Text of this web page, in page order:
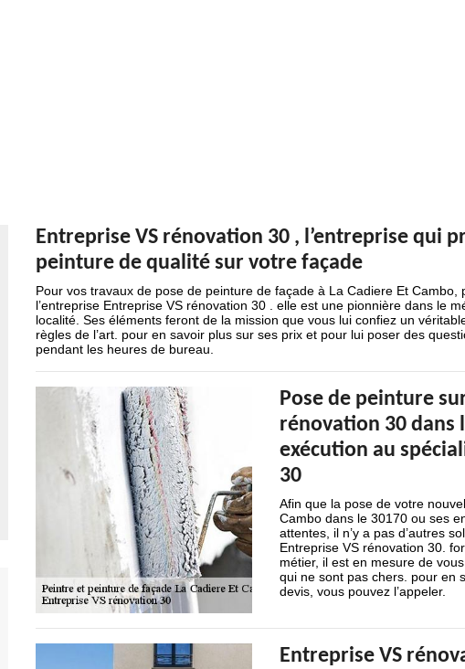
Entreprise VS rénovation 30 , l’entreprise qui
peinture de qualité sur votre façade
Pour vos travaux de pose de peinture de façade à La Cadiere Et Cambo,
l’entreprise Entreprise VS rénovation 30 . elle est une pionnière dans le
localité. Ses éléments feront de la mission que vous lui confiez un
règles de l’art. pour en savoir plus sur ses prix et pour lui poser des
pendant les heures de bureau.
Pose de peinture
rénovation 30 dans
exécution au
30
Afin que la pose de votre
Cambo dans le 30170 ou ses
attentes, il n’y a pas d’autres
Entreprise VS rénovation 30.
métier, il est en mesure de
qui ne sont pas chers. pour en
devis, vous pouvez l’appeler.
Entreprise VS